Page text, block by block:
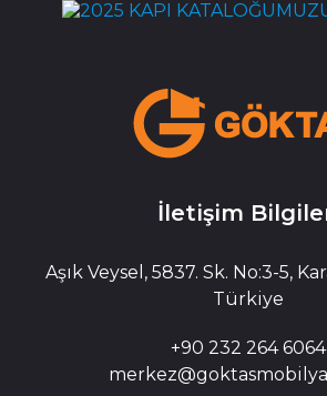
İletişim
Aşık Veysel, 5837. Sk. No:3-5,
Türkiye
+90 232 264 6064